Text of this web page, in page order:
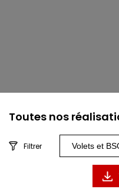
Toutes nos
Filtrer